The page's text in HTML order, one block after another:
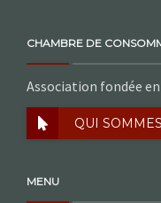
CHAMBRE DE
Association fondée
QUI
MENU